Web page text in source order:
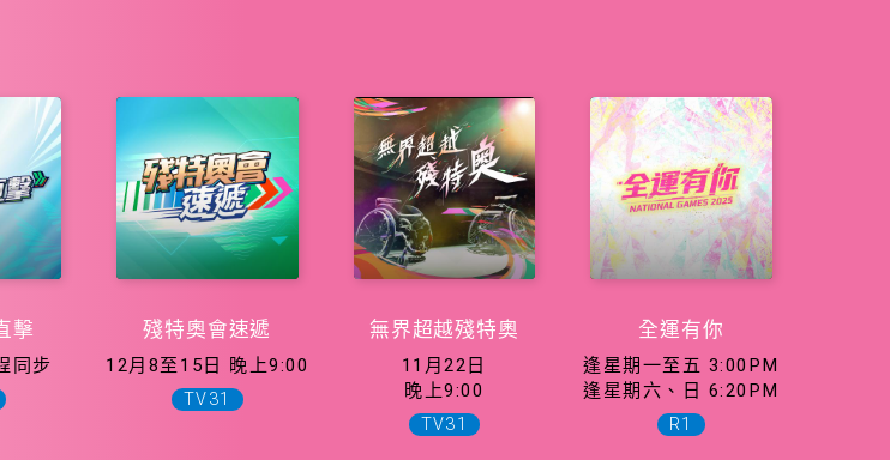
擊
同步
殘特奧會速遞
12月8至15日 晚上9:00
TV31
無界超越殘特奧
11月22日
晚上9:00
TV31
全運有你
逢星期一至五 3:00PM
逢星期六、日 6:20PM
R1